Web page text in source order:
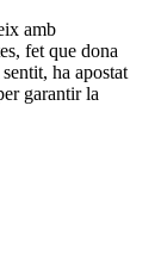
amb
fet que dona
ha apostat
garantir la